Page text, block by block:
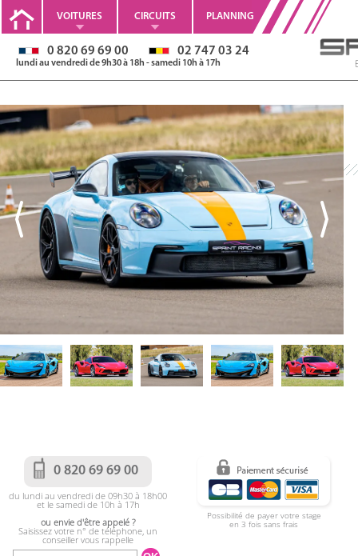
VOITURES CIRCUITS PLANNING
0 820 69 69 00 02 747 03 24
lundi au vendredi de 9h30 à 18h - samedi 10h à 17h
0 820 69 69 00
du lundi au vendredi de 09h30 à 18h00
et le samedi de 10h à 17h
ou envie d'être appelé ?
Saisissez votre n° de téléphone, un
conseiller vous rappelle
Possibilité de payer votre stage
en 3 fois sans frais